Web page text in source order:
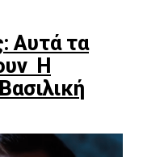
Αυτά τα
Η